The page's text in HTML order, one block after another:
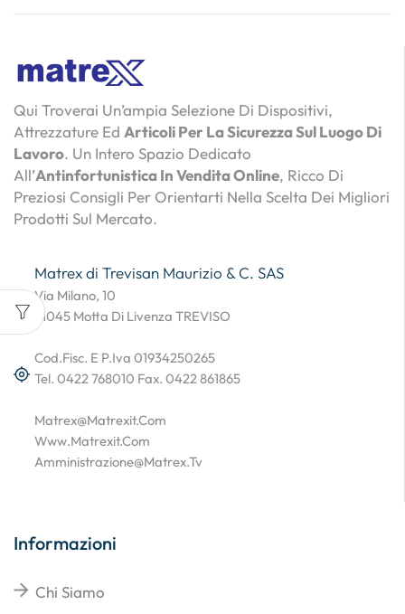
Qui Troverai Un’ampia Selezione Di Dispositivi,
Attrezzature Ed Articoli Per La Sicurezza Sul Luogo Di
Lavoro. Un Intero Spazio Dedicato
All’Antinfortunistica In Vendita Online, Ricco Di
Preziosi Consigli Per Orientarti Nella Scelta Dei Migliori
Prodotti Sul Mercato.
Matrex di Trevisan Maurizio & C. SAS
Via Milano, 10
31045 Motta Di Livenza TREVISO
Cod.Fisc. E P.Iva 01934250265
Tel. 0422 768010 Fax. 0422 861865
Matrex@matrexit.com
Www.matrexit.com
Amministrazione@matrex.tv
Informazioni
Chi Siamo